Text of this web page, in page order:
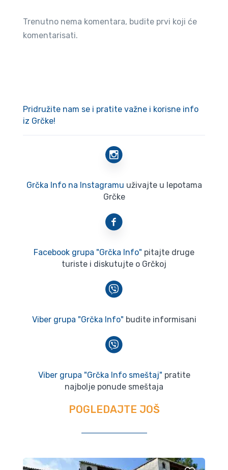
Trenutno nema komentara, budite prvi koji će
komentarisati.
Pridružite nam se i pratite važne i korisne info
iz Grčke!
Grčka Info na Instagramu uživajte u lepotama
Grčke
Facebook grupa "Grčka Info" pitajte druge
turiste i diskutujte o Grčkoj
Viber grupa "Grčka Info" budite informisani
Viber grupa "Grčka Info smeštaj" pratite
najbolje ponude smeštaja
POGLEDAJTE JOŠ